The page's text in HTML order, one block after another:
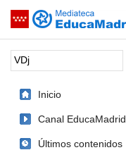
Saltar navegación
Palabra o frase:
Inicio
Canal EducaMadrid
Últimos contenidos